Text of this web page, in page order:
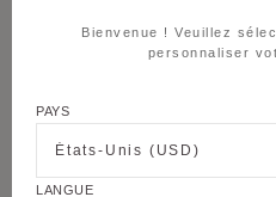
Bienvenue ! Veuillez
personnaliser
PAYS
États-Unis (USD)
LANGUE